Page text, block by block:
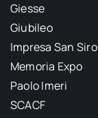
Giesse
Giubileo
Impresa San Siro
Memoria Expo
Paolo Imeri
SCACF